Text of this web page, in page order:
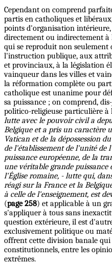
Cependant on comprend
partis en catholiques et
points d'organisation
directement ou indirectement
qui se reproduit non seulement
l'instruction publique, aux
et provinciaux, à la législation
vainqueur dans les villes et
la réformation complète ou
catholique est unanime pour
sa puissance ; on comprend,
politico-religieuse particulière à
lutte avec le pouvoir civil a
Belgique et a pris un caractère
Vatican et de la dépossession
de l'établissement de l'unité de
puissance européenne, de la
une véritable grande puissance
l'Église romaine, - lutte qui,
réagi sur la France et la
à celle de l'enseignement, est
(page 258) et applicable à un
s'appliquer à tous sans
question extérieure, il est
exclusivement politique ou
offrent cette division banale qui
constitutionnels, entre les
extrêmes.